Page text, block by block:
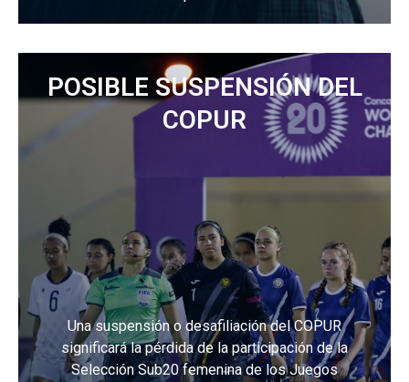
Para más información
POSIBLE SUSPENSIÓN DEL
COPUR
Una suspensión o desafiliación del COPUR
significará la pérdida de la participación de la
Selección Sub20 femenina de los Juegos